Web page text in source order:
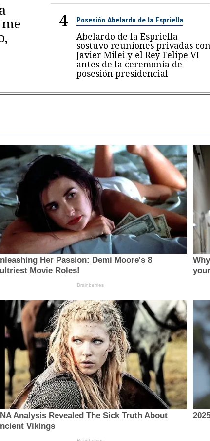
4 Posesión Abelardo de la Espriella
Abelardo de la Espriella
sostuvo reuniones privadas con
Javier Milei y el Rey Felipe VI
antes de la ceremonia de
posesión presidencial